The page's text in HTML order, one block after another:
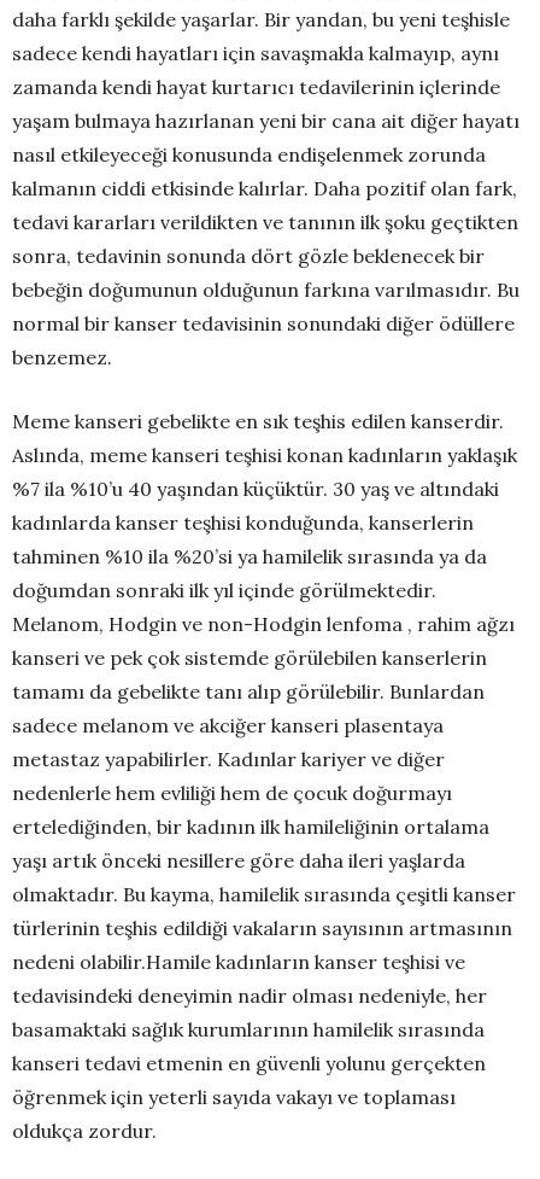
daha farklı şekilde yaşarlar. Bir yandan, bu yeni teşhisle
sadece kendi hayatları için savaşmakla kalmayıp, aynı
zamanda kendi hayat kurtarıcı tedavilerinin içlerinde
yaşam bulmaya hazırlanan yeni bir cana ait diğer hayatı
nasıl etkileyeceği konusunda endişelenmek zorunda
kalmanın ciddi etkisinde kalırlar. Daha pozitif olan fark,
tedavi kararları verildikten ve tanının ilk şoku geçtikten
sonra, tedavinin sonunda dört gözle beklenecek bir
bebeğin doğumunun olduğunun farkına varılmasıdır. Bu
normal bir kanser tedavisinin sonundaki diğer ödüllere
benzemez.
Meme kanseri gebelikte en sık teşhis edilen kanserdir.
Aslında, meme kanseri teşhisi konan kadınların yaklaşık
%7 ila %10’u 40 yaşından küçüktür. 30 yaş ve altındaki
kadınlarda kanser teşhisi konduğunda, kanserlerin
tahminen %10 ila %20’si ya hamilelik sırasında ya da
doğumdan sonraki ilk yıl içinde görülmektedir.
Melanom, Hodgin ve non-Hodgin lenfoma , rahim ağzı
kanseri ve pek çok sistemde görülebilen kanserlerin
tamamı da gebelikte tanı alıp görülebilir. Bunlardan
sadece melanom ve akciğer kanseri plasentaya
metastaz yapabilirler. Kadınlar kariyer ve diğer
nedenlerle hem evliliği hem de çocuk doğurmayı
ertelediğinden, bir kadının ilk hamileliğinin ortalama
yaşı artık önceki nesillere göre daha ileri yaşlarda
olmaktadır. Bu kayma, hamilelik sırasında çeşitli kanser
türlerinin teşhis edildiği vakaların sayısının artmasının
nedeni olabilir.Hamile kadınların kanser teşhisi ve
tedavisindeki deneyimin nadir olması nedeniyle, her
basamaktaki sağlık kurumlarının hamilelik sırasında
kanseri tedavi etmenin en güvenli yolunu gerçekten
öğrenmek için yeterli sayıda vakayı ve toplaması
oldukça zordur.